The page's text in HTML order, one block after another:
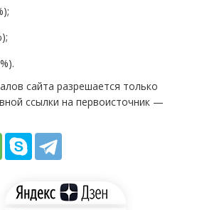
сайта разрешается только
ссылки на первоисточник —